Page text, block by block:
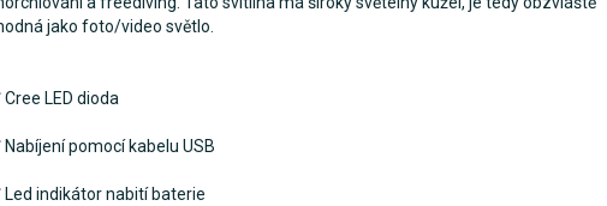
jako foto/video světlo.
Cree LED dioda
Nabíjení pomocí kabelu USB
Led indikátor nabití baterie